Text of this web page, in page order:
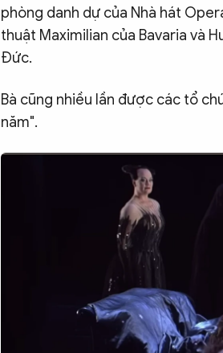
phòng danh dự của Nhà hát
thuật Maximilian của Bavaria và
Đức.
Bà cũng nhiều lần được các tổ
năm".